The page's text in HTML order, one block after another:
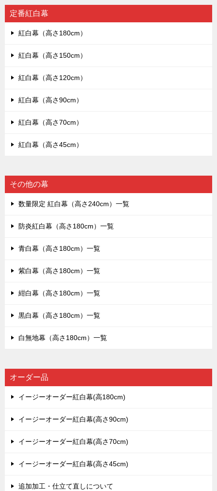
定番紅白幕
紅白幕（高さ180cm）
紅白幕（高さ150cm）
紅白幕（高さ120cm）
紅白幕（高さ90cm）
紅白幕（高さ70cm）
紅白幕（高さ45cm）
その他の幕
数量限定 紅白幕（高さ240cm）一覧
防炎紅白幕（高さ180cm）一覧
青白幕（高さ180cm）一覧
紫白幕（高さ180cm）一覧
紺白幕（高さ180cm）一覧
黒白幕（高さ180cm）一覧
白無地幕（高さ180cm）一覧
オーダー品
イージーオーダー紅白幕(高180cm)
イージーオーダー紅白幕(高さ90cm)
イージーオーダー紅白幕(高さ70cm)
イージーオーダー紅白幕(高さ45cm)
追加加工・仕立て直しについて